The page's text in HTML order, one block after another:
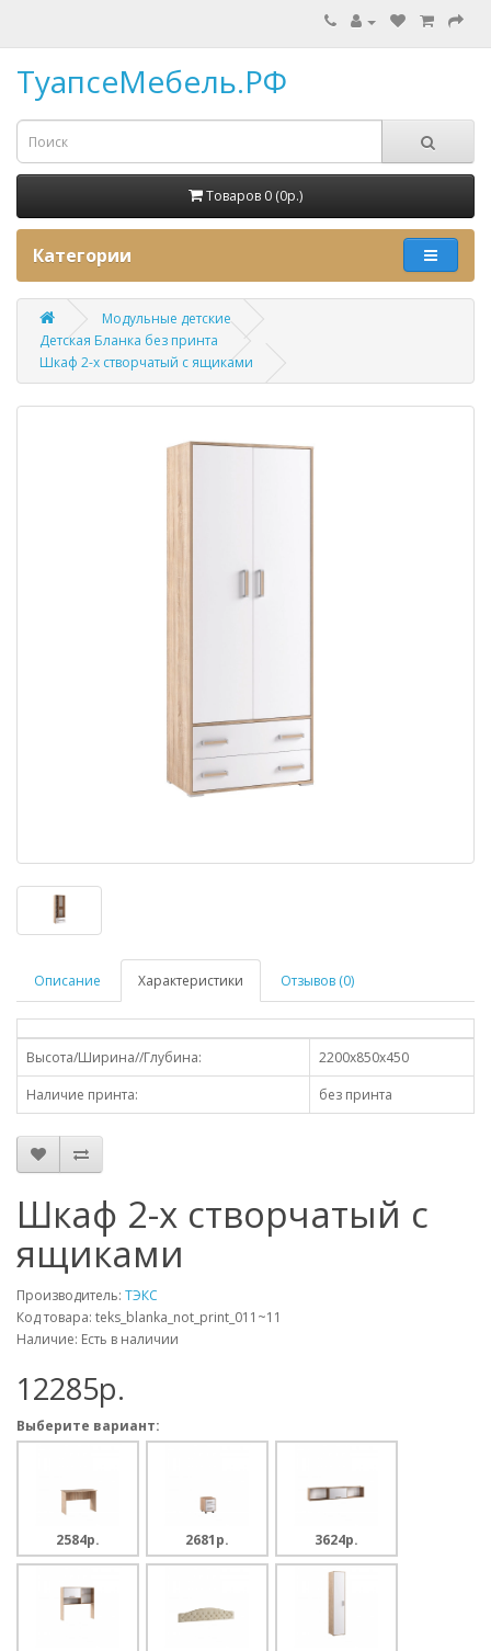
ТуапсеМебель.РФ
Товаров 0 (0p.)
Категории
Модульные детские
Детская Бланка без принта
Шкаф 2-х створчатый с ящиками
Описание Характеристики Отзывов (0)
Высота/Ширина//Глубина:
2200х850х450
Наличие принта:
без принта
Шкаф 2-х створчатый с
ящиками
Производитель: ТЭКС
Код товара: teks_blanka_not_print_011~11
Наличие: Есть в наличии
12285p.
Выберите вариант:
2584p. 2681p. 3624p.